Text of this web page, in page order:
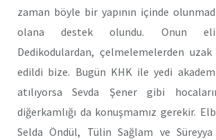
zaman böyle bir yapının içinde
olana destek olundu. Onun
Dedikodulardan, çelmelemelerden
edildi bize. Bugün KHK ile yedi
atılıyorsa Sevda Şener gibi
diğerkamlığı da konuşmamız gerekir.
Selda Öndül, Tülin Sağlam ve